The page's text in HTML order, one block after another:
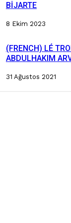
BİJARTE
8 Ekim 2023
(FRENCH) LÉ
ABDULHAKIM
31 Ağustos 2021